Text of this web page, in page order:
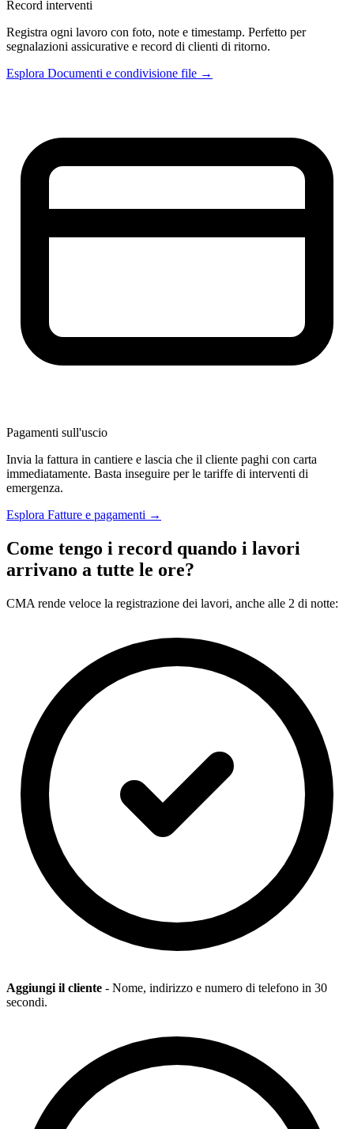
Record interventi
Registra ogni lavoro con foto, note e timestamp. Perfetto per
segnalazioni assicurative e record di clienti di ritorno.
Esplora Documenti e condivisione file →
Pagamenti sull'uscio
Invia la fattura in cantiere e lascia che il cliente paghi con carta
immediatamente. Basta inseguire per le tariffe di interventi di
emergenza.
Esplora Fatture e pagamenti →
Come tengo i record quando i lavori
arrivano a tutte le ore?
CMA rende veloce la registrazione dei lavori, anche alle 2 di notte:
Aggiungi il cliente - Nome, indirizzo e numero di telefono in 30
secondi.